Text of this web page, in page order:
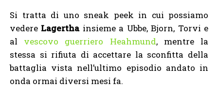
Si tratta di uno sneak peek in cui possiamo
vedere Lagerthainsieme a Ubbe, Bjorn, Torvi e
al vescovo guerriero Heahmund, mentre la
stessa si rifiuta di accettare la sconfitta della
battaglia vista nell’ultimo episodio andato in
onda ormai diversi mesi fa.